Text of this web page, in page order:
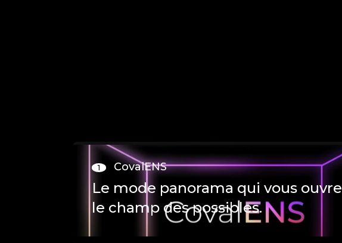
1 CovalENS
Le mode panorama qui vous ouvre
le champ des possibles.